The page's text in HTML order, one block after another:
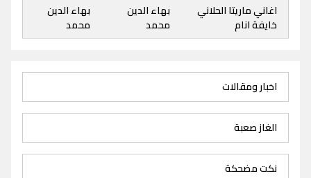
اغاني ماريتا الحلاني
خايفة انام
بهاء الدين
محمد
بهاء الدين
محمد
اخبار ومقالات
الغاز صعبة
نكت مضحكة